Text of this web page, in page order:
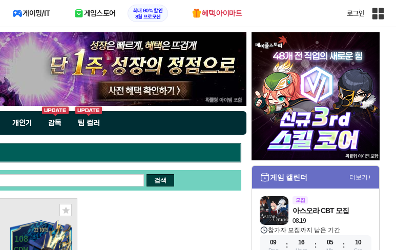
게이밍/IT 게임스토어
최대 90% 할인
8월 프로모션
혜택.아이마트 로그인
인
개인기 감독 팀 컬러
검색
108
게임 캘린더 더보기+
모집
08.19
아스오라 CBT 모집
참가자 모집까지 남은 기간
09
16 05 09